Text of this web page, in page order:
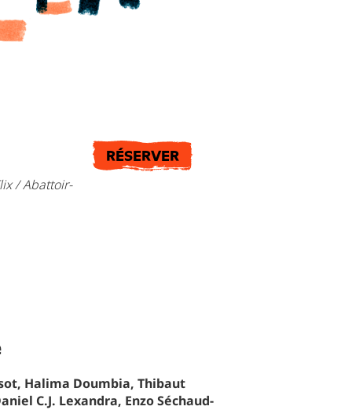
/ Abattoir-
RÉSERVER
Halima Doumbia, Thibaut
C.J. Lexandra, Enzo Séchaud-